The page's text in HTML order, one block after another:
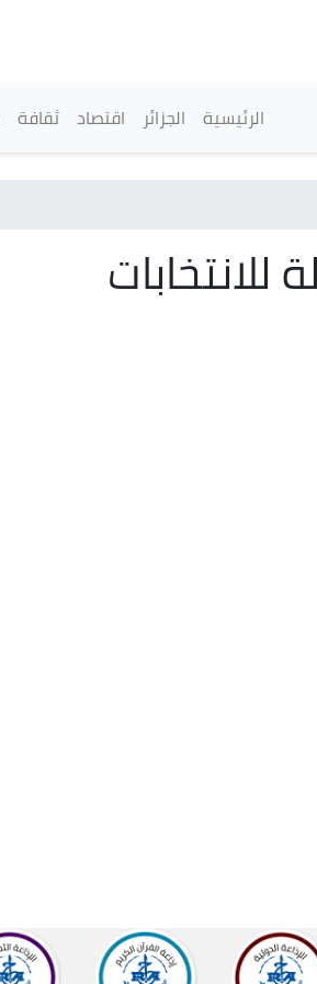
القائمة الرئيسية
الرئيسية الجزائر اقتصاد ثقافة